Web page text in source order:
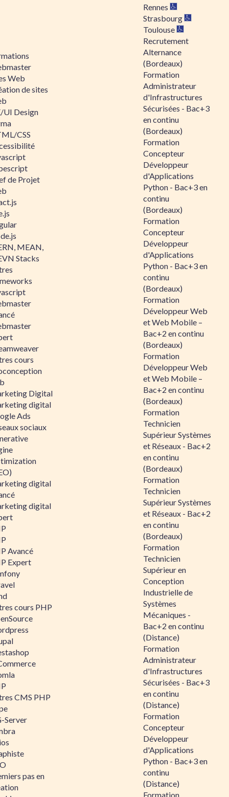
Web
de sites
UI Design
CSS
de Projet
MEAN,
Stacks
cours
Digital
digital
Ads
sociaux
digital
digital
Avancé
Expert
cours PHP
CMS PHP
Server
pas en
Rennes
Strasbourg
Toulouse
Recrutement
Alternance
(Bordeaux)
Formation
Administrateur
d'Infrastructures
Sécurisées - Bac+3
en continu
(Bordeaux)
Formation
Concepteur
Développeur
d'Applications
Python - Bac+3 en
continu
(Bordeaux)
Formation
Concepteur
Développeur
d'Applications
Python - Bac+3 en
continu
(Bordeaux)
Formation
Développeur Web
et Web Mobile –
Bac+2 en continu
(Bordeaux)
Formation
Développeur Web
et Web Mobile –
Bac+2 en continu
(Bordeaux)
Formation
Technicien
Supérieur Systèmes
et Réseaux - Bac+2
en continu
(Bordeaux)
Formation
Technicien
Supérieur Systèmes
et Réseaux - Bac+2
en continu
(Bordeaux)
Formation
Technicien
Supérieur en
Conception
Industrielle de
Systèmes
Mécaniques -
Bac+2 en continu
(Distance)
Formation
Administrateur
d'Infrastructures
Sécurisées - Bac+3
en continu
(Distance)
Formation
Concepteur
Développeur
d'Applications
Python - Bac+3 en
continu
(Distance)
Formation